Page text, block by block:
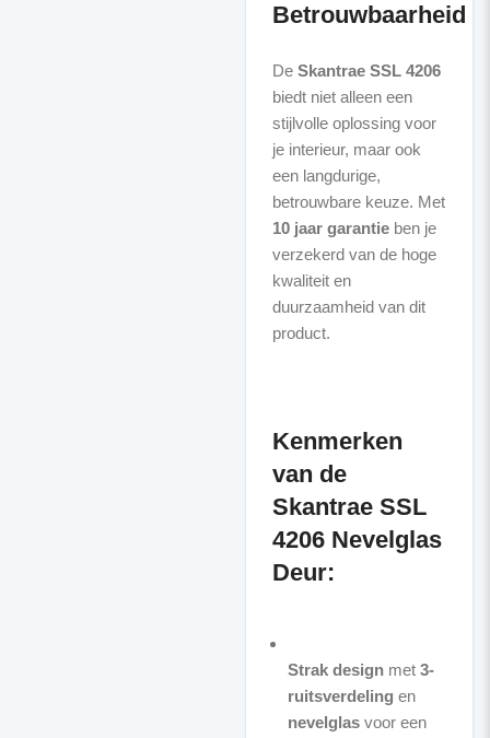
Betrouwbaarheid
De Skantrae SSL 4206
biedt niet alleen een
stijlvolle oplossing voor
je interieur, maar ook
een langdurige,
betrouwbare keuze. Met
10 jaar garantieben je
verzekerd van de hoge
kwaliteit en
duurzaamheid van dit
product.
Kenmerken
van de
Skantrae SSL
4206 Nevelglas
Deur:
Strak designmet 3-
ruitsverdeling en
nevelglasvoor een